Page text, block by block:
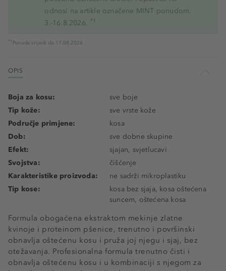
odnosi na artikle označene MINT ponudom.
3.-16.8.2026. *1
*1 Ponuda vrijedi do 17.08.2026
OPIS
Formula obogaćena ekstraktom mekinje zlatne
kvinoje i proteinom pšenice, trenutno i površinski
obnavlja oštećenu kosu i pruža joj njegu i sjaj, bez
otežavanja. Profesionalna formula trenutno čisti i
obnavlja oštećenu kosu i u kombinaciji s njegom za
Boja za kosu:
sve boje
Tip kože:
sve vrste kože
Područje primjene:
kosa
Dob:
sve dobne skupine
Efekt:
sjajan, svjetlucavi
Svojstva:
čišćenje
Karakteristike proizvoda:
ne sadrži mikroplastiku
Tip kose:
kosa bez sjaja, kosa oštećena
suncem, oštećena kosa